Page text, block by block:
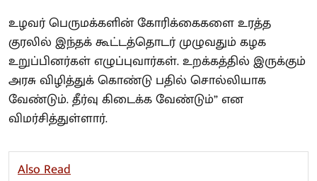
உழவர் பெருமக்களின் கோரிக்கைகளை உரத்த
குரலில் இந்தக் கூட்டத்தொடர் முழுவதும் கழக
உறுப்பினர்கள் எழுப்புவார்கள். உறக்கத்தில் இருக்கும்
அரசு விழித்துக் கொண்டு பதில் சொல்லியாக
வேண்டும். தீர்வு கிடைக்க வேண்டும்” என
விமர்சித்துள்ளார்.
Also Read